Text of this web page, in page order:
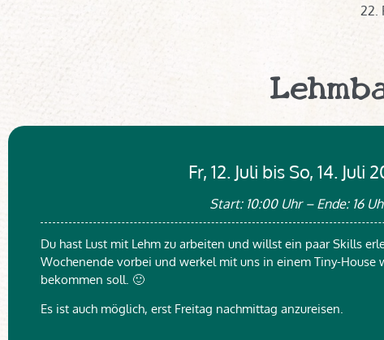
22.
Fr, 12. Juli bis So, 14. Juli
Start: 10:00 Uhr – Ende: 16
Du hast Lust mit Lehm zu arbeiten und willst ein paar Skills
Wochenende vorbei und werkel mit uns in einem Tiny-House
bekommen soll. 🙂
Es ist auch möglich, erst Freitag nachmittag anzureisen.